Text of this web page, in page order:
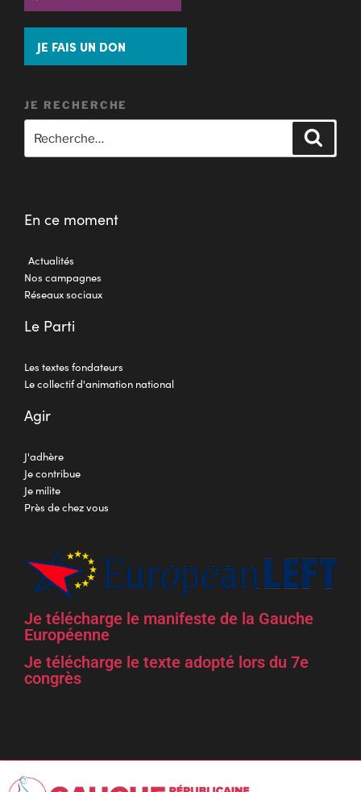
JE FAIS UN DON
JE RECHERCHE
En ce moment
Actualités
Nos campagnes
Réseaux sociaux
Le Parti
Les textes fondateurs
Le collectif d'animation national
Agir
J'adhère
Je contribue
Je milite
Près de chez vous
Je télécharge le manifeste de la Gauche
Européenne
Je télécharge le texte adopté lors du 7e
congrès